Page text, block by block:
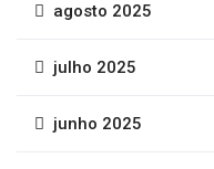
agosto 2025
julho 2025
junho 2025